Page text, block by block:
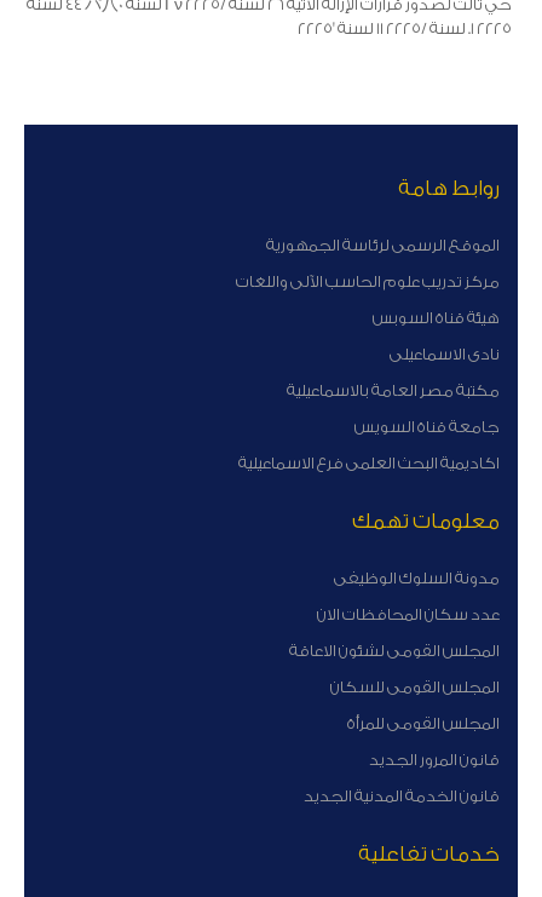
روابط هامة
الموقع الرسمى لرئاسة الجمهورية
مركز تدريب علوم الحاسب الآلى واللغات
هيئة قناة السوبس
نادى الاسماعيلى
مكتبة مصر العامة بالاسماعيلية
جامعة قناة السويس
اكاديمية البحث العلمى فرع الاسماعيلية
معلومات تهمك
مدونة السلوك الوظيفى
عدد سكان المحافظات الان
المجلس القومى لشئون الاعاقة
المجلس القومى للسكان
المجلس القومى للمرأة
قانون المرور الجديد
قانون الخدمة المدنية الجديد
خدمات تفاعلية